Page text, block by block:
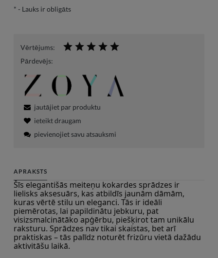
* - Lauks ir obligāts
Vērtējums:
Pārdevējs:
jautājiet par produktu
ieteikt draugam
pievienojiet savu atsauksmi
APRAKSTS
Šīs elegantišās meiteņu kokardes sprādzes ir
lielisks aksesuārs, kas atbildīs jaunām dāmām,
kuras vērtē stilu un eleganci. Tās ir ideāli
piemērotas, lai papildinātu jebkuru, pat
visizsmalcinātāko apģērbu, piešķirot tam unikālu
raksturu. Sprādzes nav tikai skaistas, bet arī
praktiskas – tās palīdz noturēt frizūru vietā dažādu
aktivitāšu laikā.